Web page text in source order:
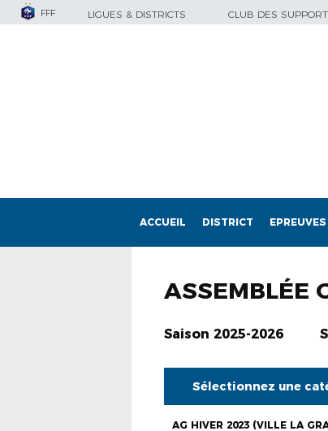
FFF LIGUES & DISTRICTS CLUB DES
ACCUEIL DISTRICT EPREUVES
ASSEMBLÉE
Saison 2025-2026
Sélectionnez une
AG HIVER 2023 (VILLE LA